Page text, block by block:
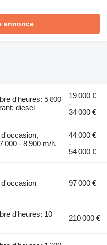
annonce
d'heures: 5 800
diesel
19 000 €
-
34 000 €
000 - 8 900 m/h,
44 000 €
-
54 000 €
d'occasion 97 000 €
d'heures: 10
210 000 €